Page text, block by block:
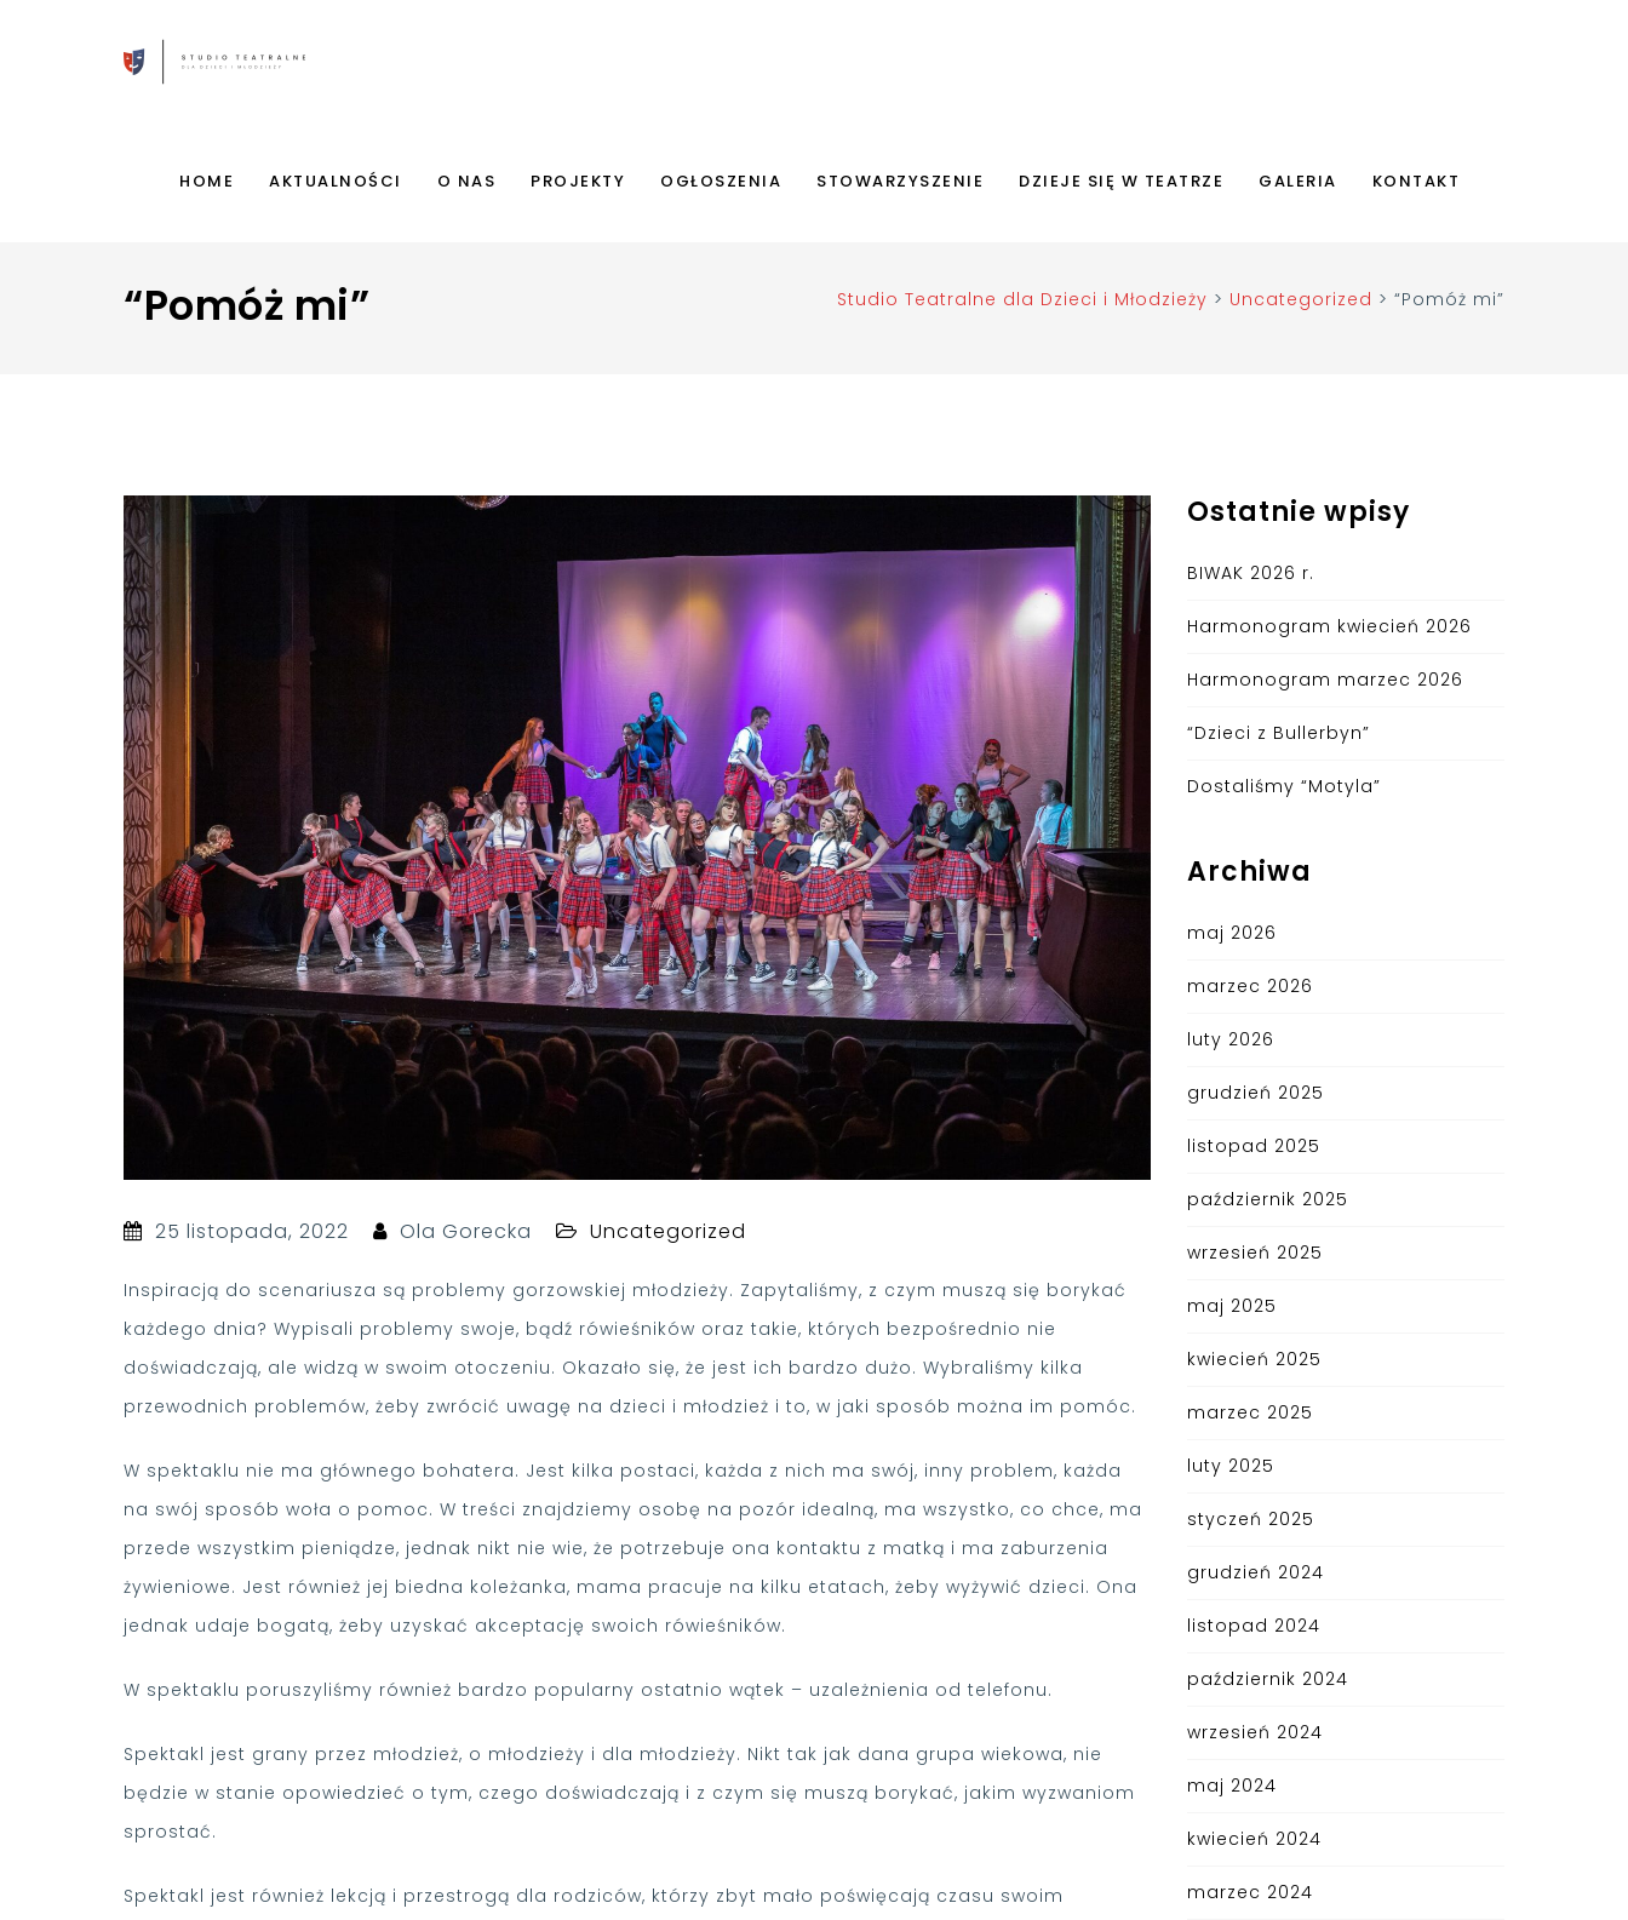
HOME AKTUALNOŚCI O NAS PROJEKTY OGŁOSZENIA STOWARZYSZENIE DZIEJE SIĘ W TEATRZE GALERIA KONTAKT
“Pomóż mi” Studio Teatralne dla Dzieci i Młodzieży > Uncategorized > “Pomóż mi”
25 listopada, 2022 Ola Gorecka Uncategorized
Inspiracją do scenariusza są problemy gorzowskiej młodzieży. Zapytaliśmy, z czym muszą się borykać
każdego dnia? Wypisali problemy swoje, bądź rówieśników oraz takie, których bezpośrednio nie
doświadczają, ale widzą w swoim otoczeniu. Okazało się, że jest ich bardzo dużo. Wybraliśmy kilka
przewodnich problemów, żeby zwrócić uwagę na dzieci i młodzież i to, w jaki sposób można im pomóc.
W spektaklu nie ma głównego bohatera. Jest kilka postaci, każda z nich ma swój, inny problem, każda
na swój sposób woła o pomoc. W treści znajdziemy osobę na pozór idealną, ma wszystko, co chce, ma
przede wszystkim pieniądze, jednak nikt nie wie, że potrzebuje ona kontaktu z matką i ma zaburzenia
żywieniowe. Jest również jej biedna koleżanka, mama pracuje na kilku etatach, żeby wyżywić dzieci. Ona
jednak udaje bogatą, żeby uzyskać akceptację swoich rówieśników.
W spektaklu poruszyliśmy również bardzo popularny ostatnio wątek – uzależnienia od telefonu.
Spektakl jest grany przez młodzież, o młodzieży i dla młodzieży. Nikt tak jak dana grupa wiekowa, nie
będzie w stanie opowiedzieć o tym, czego doświadczają i z czym się muszą borykać, jakim wyzwaniom
sprostać.
Spektakl jest również lekcją i przestrogą dla rodziców, którzy zbyt mało poświęcają czasu swoim
Ostatnie wpisy
BIWAK 2026 r.
Harmonogram kwiecień 2026
Harmonogram marzec 2026
“Dzieci z Bullerbyn”
Dostaliśmy “Motyla”
Archiwa
maj 2026
marzec 2026
luty 2026
grudzień 2025
listopad 2025
październik 2025
wrzesień 2025
maj 2025
kwiecień 2025
marzec 2025
luty 2025
styczeń 2025
grudzień 2024
listopad 2024
październik 2024
wrzesień 2024
maj 2024
kwiecień 2024
marzec 2024